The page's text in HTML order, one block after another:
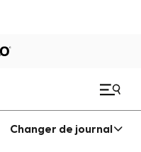
Changer de journal